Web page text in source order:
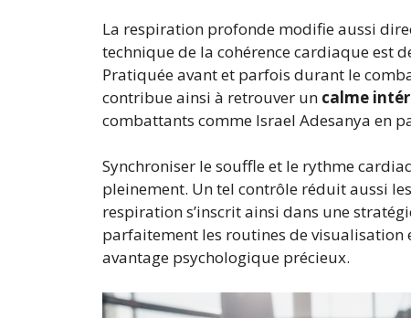
La respiration profonde modifie aussi
technique de la cohérence cardiaque est
Pratiquée avant et parfois durant le
contribue ainsi à retrouver un calme
combattants comme Israel Adesanya en
Synchroniser le souffle et le rythme
pleinement. Un tel contrôle réduit aussi
respiration s’inscrit ainsi dans une
parfaitement les routines de visualisation
avantage psychologique précieux.